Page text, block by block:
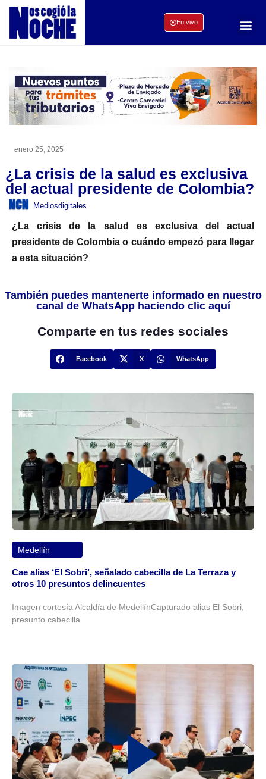
En vivo
enero 25, 2025
¿La crisis de la salud es exclusiva
del actual presidente de Colombia?
Mediosdigitales
¿La crisis de la salud es exclusiva del actual
presidente de Colombia o cuándo empezó para llegar
a esta situación?
También puedes mantenerte informado en nuestro
canal de WhatsApp haciendo clic aquí
Comparte en tus redes sociales
Facebook X WhatsApp
Medellín
Cae alias ‘El Sobri’, señalado cabecilla de La Terraza y
otros 10 presuntos delincuentes
Imagen cortesía Alcaldía de MedellínCapturado alias El Sobri,
presunto cabecilla